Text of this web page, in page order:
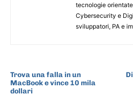
tecnologie
Cybersecurity e
sviluppatori, PA e
Trova una falla in un
MacBook e vince 10 mila
dollari